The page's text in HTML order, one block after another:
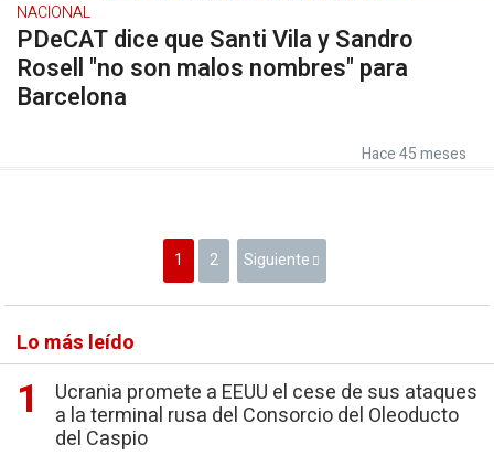
NACIONAL
PDeCAT dice que Santi Vila y Sandro
Rosell "no son malos nombres" para
Barcelona
Hace 45 meses
1 2 Siguiente
Lo más leído
Ucrania promete a EEUU el cese de sus ataques
a la terminal rusa del Consorcio del Oleoducto
del Caspio